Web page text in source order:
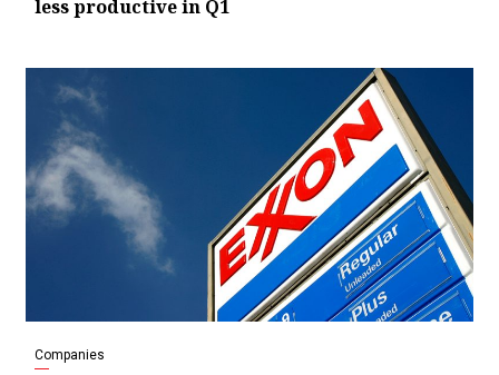
less productive in Q1
Companies